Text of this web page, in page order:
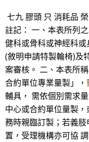
七九 膠頭 只 消耗品
註記： 一、本表所列
健科或骨科或神經科
(敘明申請特製輪椅)及
案審核。 二、本表所
合約單位專業量製」，
輔具， 需依個別需求
中心或合約單位量製
務時親臨訂製；若義
置，受理機構亦可協